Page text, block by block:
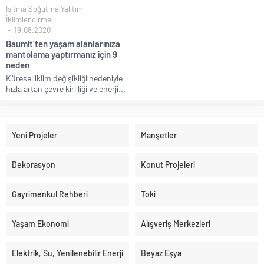
Isıtma Soğutma Yalıtım
İklimlendirme
19.08.2020
Baumit’ten yaşam alanlarınıza
mantolama yaptırmanız için 9
neden
Küresel iklim değişikliği nedeniyle
hızla artan çevre kirliliği ve enerji...
Yeni Projeler Manşetler
Dekorasyon Konut Projeleri
Gayrimenkul Rehberi Toki
Yaşam Ekonomi Alışveriş Merkezleri
Elektrik, Su, Yenilenebilir Enerji Beyaz Eşya